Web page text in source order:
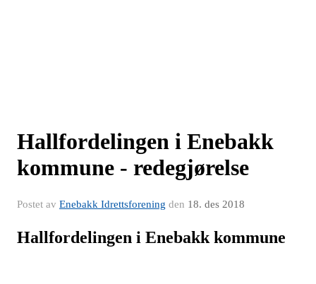
Hallfordelingen i Enebakk
kommune - redegjørelse
Postet av Enebakk Idrettsforening den 18. des 2018
Hallfordelingen i Enebakk kommune